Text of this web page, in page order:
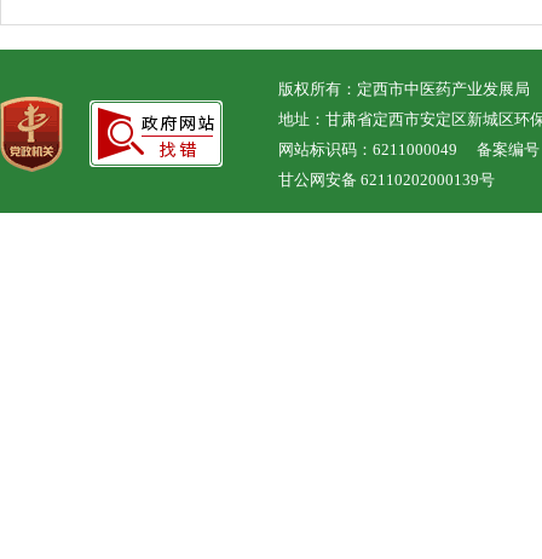
版权所有：定西市中医药产业发展局
地址：甘肃省定西市安定区新城区环
网站标识码：6211000049 备案编号
甘公网安备 62110202000139号